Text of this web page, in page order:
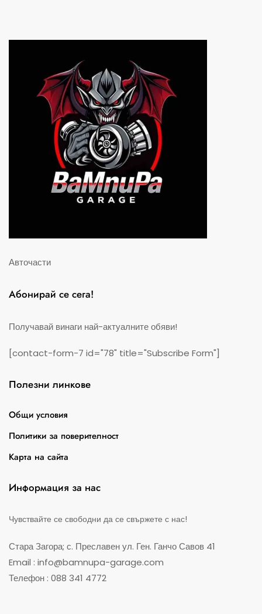
Авточасти
Абонирай се сега!
Получавай винаги най-актуалните обяви!
[contact-form-7 id="78" title="Subscribe Form"]
Полезни линкове
Общи условия
Политики за поверителност
Карта на сайта
Информация за нас
Чувствайте се свободни да се свържете с нас!
Стара Загора; с. Преславен ул. Ген. Ганчо Савов 41
Email : info@bamnupa-garage.com
Телефон : 088 341 4772